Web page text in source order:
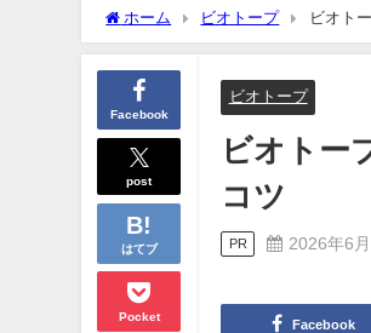
ホーム ビオトープ ビオト
Facebook
post
はてブ
Pocket
ビオトープ
ビオトー
コツ
PR 2026年6
Facebook